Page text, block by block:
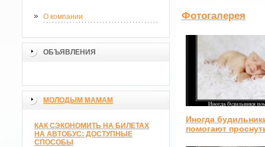
О компании
ОБЪЯВЛЕНИЯ
МОЛОДЫМ МАМАМ
КАК СЭКОНОМИТЬ НА БИЛЕТАХ
НА АВТОБУС: ДОСТУПНЫЕ
СПОСОБЫ
Фотогалерея
Иногда
помогают